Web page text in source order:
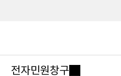
전자민원창구